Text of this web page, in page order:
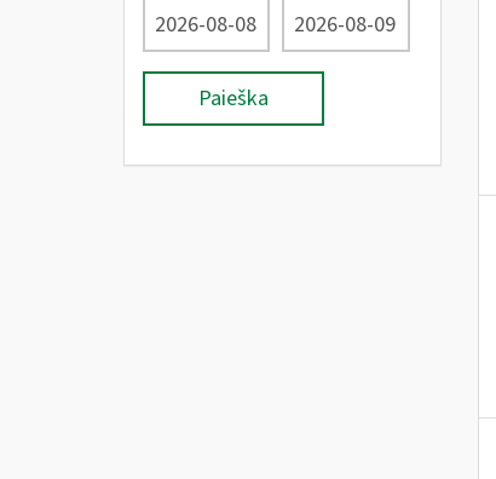
Paieška